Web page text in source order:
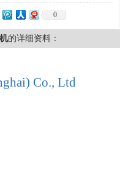
0
的详细资料：
Co., Ltd